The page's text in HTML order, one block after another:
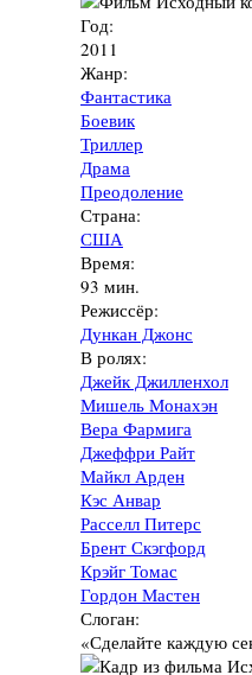
Год:
2011
Жанр:
Фантастика
Боевик
Триллер
Драма
Преодоление
Страна:
США
Время:
93 мин.
Режиссёр:
Дункан Джонс
В ролях:
Джейк Джилленхол
Мишель Монахэн
Вера Фармига
Джеффри Райт
Майкл Арден
Кэс Анвар
Расселл Питерс
Брент Скэгфорд
Крэйг Томас
Гордон Мастен
Слоган:
«Сделайте каждую